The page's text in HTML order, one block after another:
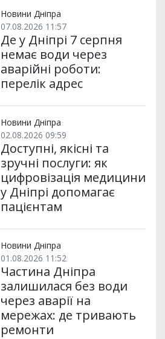
Новини Дніпра
07.08.2026 11:57
Де у Дніпрі 7 серпня
немає води через
аварійні роботи:
перелік адрес
Новини Дніпра
02.08.2026 09:59
Доступні, якісні та
зручні послуги: як
цифровізація медицини
у Дніпрі допомагає
пацієнтам
Новини Дніпра
01.08.2026 11:52
Частина Дніпра
залишилася без води
через аварії на
мережах: де тривають
ремонти